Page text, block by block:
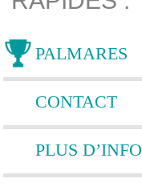
PALMARES
CONTACT
PLUS D’INFO